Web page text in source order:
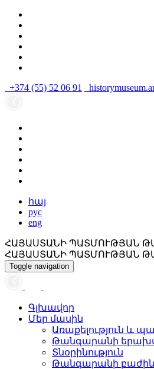
+374 (55) 52 06 91
հայ
рус
eng
ՀԱՅԱՍՏԱՆԻ ՊԱՏՄՈՒԹՅԱՆ
ՀԱՅԱՍՏԱՆԻ ՊԱՏՄՈՒԹՅԱՆ
Toggle navigation
Գլխավոր
Մեր մասին
Առաքելություն և
Թանգարանի
Տնօրինություն
Թանգարանի